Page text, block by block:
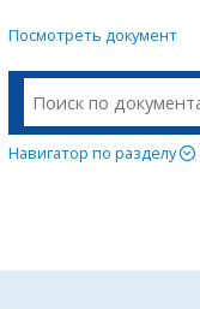
Посмотреть документ
Навигатор по разделу